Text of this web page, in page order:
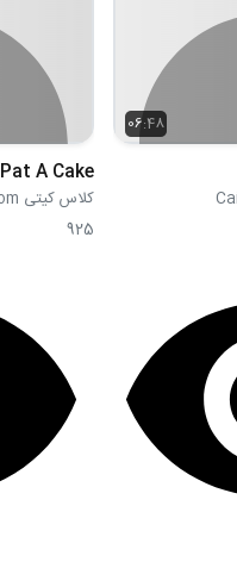
06:48
Pat A Cake
کلاس کیتی Caitie's Classroom
925